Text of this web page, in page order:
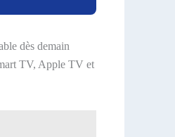
dès demain
TV, Apple TV et